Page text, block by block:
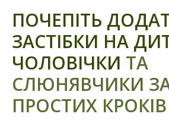
ПОЧЕПІТЬ
ЗАСТІБКИ НА
ЧОЛОВІЧКИ ТА
СЛЮНЯВЧИКИ ЗА
ПРОСТИХ КРОКІВ